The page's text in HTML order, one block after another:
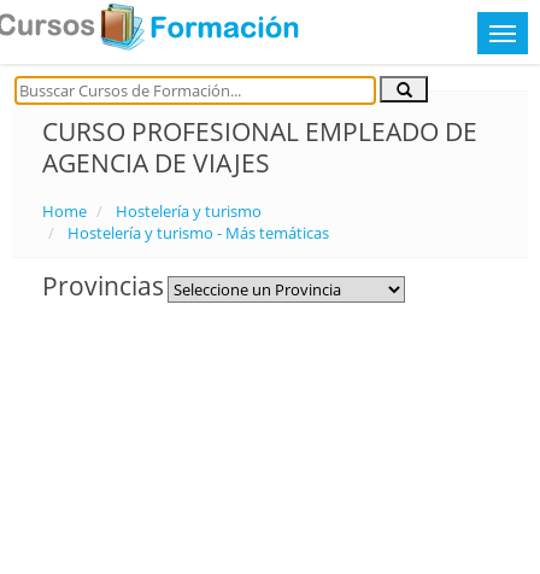
CURSO PROFESIONAL EMPLEADO DE
AGENCIA DE VIAJES
Home
Hostelería y turismo
Hostelería y turismo - Más temáticas
Provincias